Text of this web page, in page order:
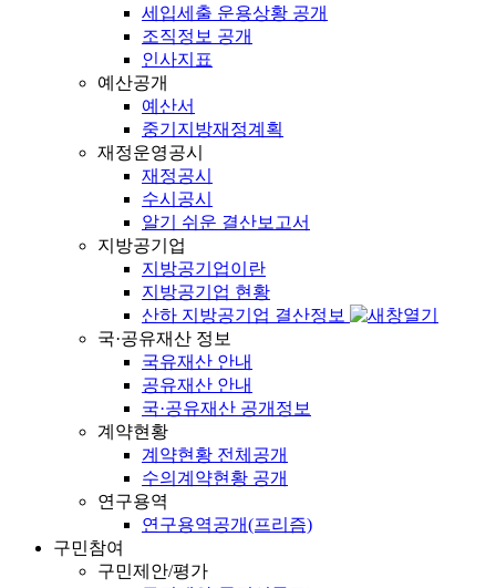
세입세출 운용상황 공개
조직정보 공개
인사지표
예산공개
예산서
중기지방재정계획
재정운영공시
재정공시
수시공시
알기 쉬운 결산보고서
지방공기업
지방공기업이란
지방공기업 현황
산하 지방공기업 결산정보
국·공유재산 정보
국유재산 안내
공유재산 안내
국·공유재산 공개정보
계약현황
계약현황 전체공개
수의계약현황 공개
연구용역
연구용역공개(프리즘)
구민참여
구민제안/평가